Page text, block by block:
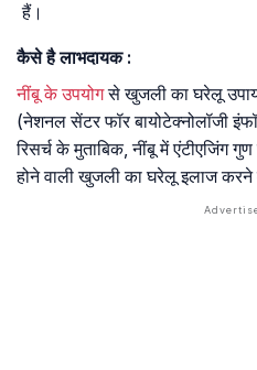
हैं।
कैसे है लाभदायक:
नींबू के उपयोगसे खुजली का घरेलू
(नेशनल सेंटर फॉर बायोटेक्नोलॉजी
रिसर्च के मुताबिक, नींबू में एंटीएजिंग
होने वाली खुजली का घरेलू इलाज